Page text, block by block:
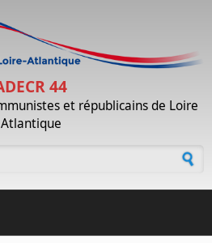
44
et républicains de Loire
Atlantique